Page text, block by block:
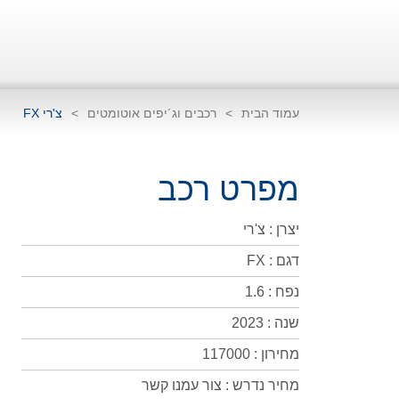
עמוד הבית > רכבים וג´יפים אוטומטים > צ'רי FX
מפרט רכב
יצרן : צ'רי
דגם : FX
נפח : 1.6
שנה : 2023
מחירון : 117000
מחיר נדרש : צור עמנו קשר